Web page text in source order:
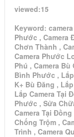
viewed:15
Keyword:
Phước , Camera
Chơn Thành ,
Camera Phước
Phú , Camera
Bình Phước ,
K+ Bù Đăng ,
Lắp Camera Tại
Phước , Sửa
Camera Tại
Chống Trộm ,
Trình , Camera